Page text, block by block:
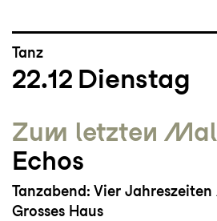
Tanz
22.12 Dienstag
Zum letzten Mal
Echos
Tanzabend: Vier
Grosses Haus